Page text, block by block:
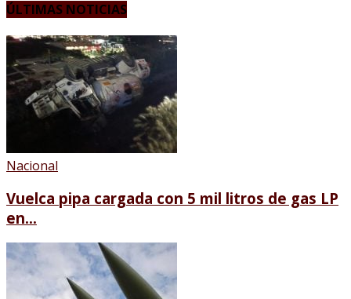
ÚLTIMAS NOTICIAS
Nacional
Vuelca pipa cargada con 5 mil litros de gas LP
en...